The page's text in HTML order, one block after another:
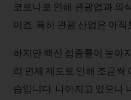
코로나로 인해 관광업과 외
이죠. 특히 관광 산업은 아직
하지만 백신 접종률이 높아
리 면제 제도로 인해 조금씩
습입니다. 나아지고 있으나